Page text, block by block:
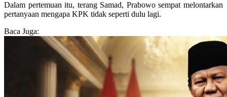
Dalam pertemuan itu, terang Samad, Prabowo sempat melontarkan
pertanyaan mengapa KPK tidak seperti dulu lagi.
Baca Juga: